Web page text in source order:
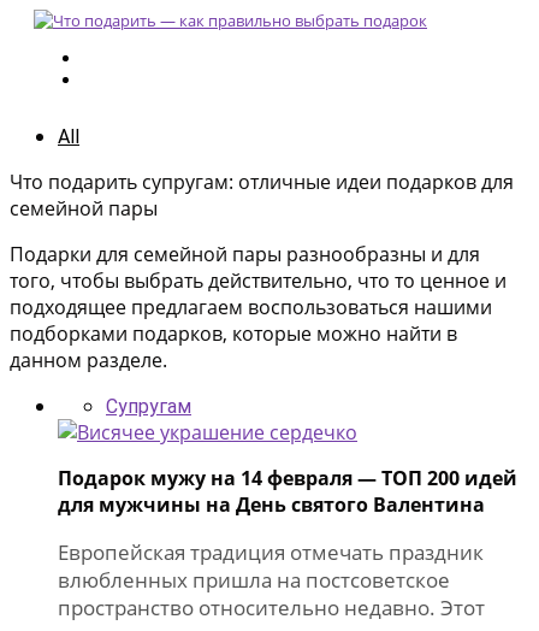
All
Что подарить супругам: отличные идеи подарков для
семейной пары
Подарки для семейной пары разнообразны и для
того, чтобы выбрать действительно, что то ценное и
подходящее предлагаем воспользоваться нашими
подборками подарков, которые можно найти в
данном разделе.
Супругам
Подарок мужу на 14 февраля — ТОП 200 идей
для мужчины на День святого Валентина
Европейская традиция отмечать праздник
влюбленных пришла на постсоветское
пространство относительно недавно. Этот